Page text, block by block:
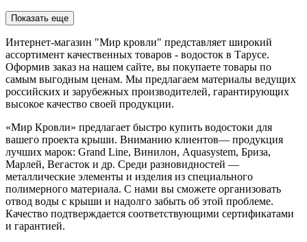
Показать еще
Интернет-магазин "Мир кровли" представляет широкий
ассортимент качественных товаров - водосток в Тарусе.
Оформив заказ на нашем сайте, вы покупаете товары по
самым выгодным ценам. Мы предлагаем материалы ведущих
российских и зарубежных производителей, гарантирующих
высокое качество своей продукции.
«Мир Кровли» предлагает быстро купить водостоки для
вашего проекта крыши. Вниманию клиентов— продукция
лучших марок: Grand Line, Винилон, Aquasystem, Бриза,
Марлей, Вегасток и др. Среди разновидностей —
металлические элементы и изделия из специального
полимерного материала. С нами вы сможете организовать
отвод воды с крыши и надолго забыть об этой проблеме.
Качество подтверждается соответствующими сертификатами
и гарантией.